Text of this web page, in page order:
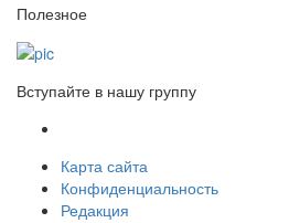
Полезное
Вступайте в нашу группу
Карта сайта
Конфиденциальность
Редакция